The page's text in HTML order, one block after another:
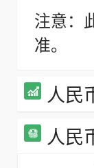
注意：
准。
人民
人民